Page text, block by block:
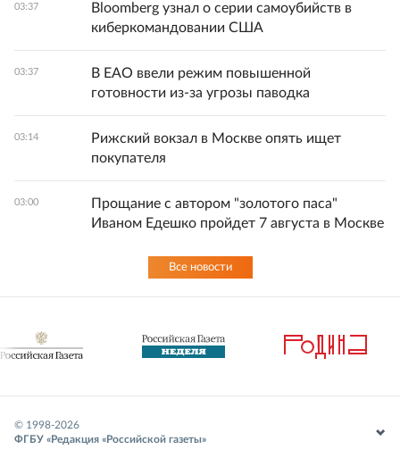
03:37
Bloomberg узнал о серии самоубийств в
киберкомандовании США
03:37
В ЕАО ввели режим повышенной
готовности из-за угрозы паводка
03:14
Рижский вокзал в Москве опять ищет
покупателя
03:00
Прощание с автором "золотого паса"
Иваном Едешко пройдет 7 августа в Москве
Все новости
© 1998-2026
ФГБУ «Редакция «Российской газеты»